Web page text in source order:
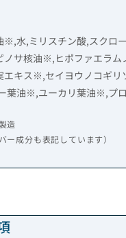
※,水,ミリスチン酸,スクロ
ノサ核油※,ヒポファエラ
エキス※,セイヨウノコギ
葉油※,ユーカリ葉油※,プ
造
ー成分も表記しています）